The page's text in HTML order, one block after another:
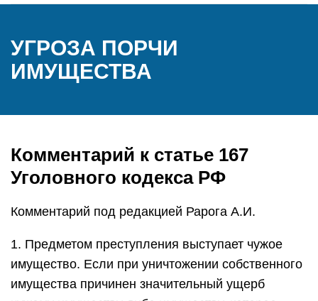
УГРОЗА ПОРЧИ
ИМУЩЕСТВА
Комментарий к статье 167
Уголовного кодекса РФ
Комментарий под редакцией Рарога А.И.
1. Предметом преступления выступает чужое
имущество. Если при уничтожении собственного
имущества причинен значительный ущерб